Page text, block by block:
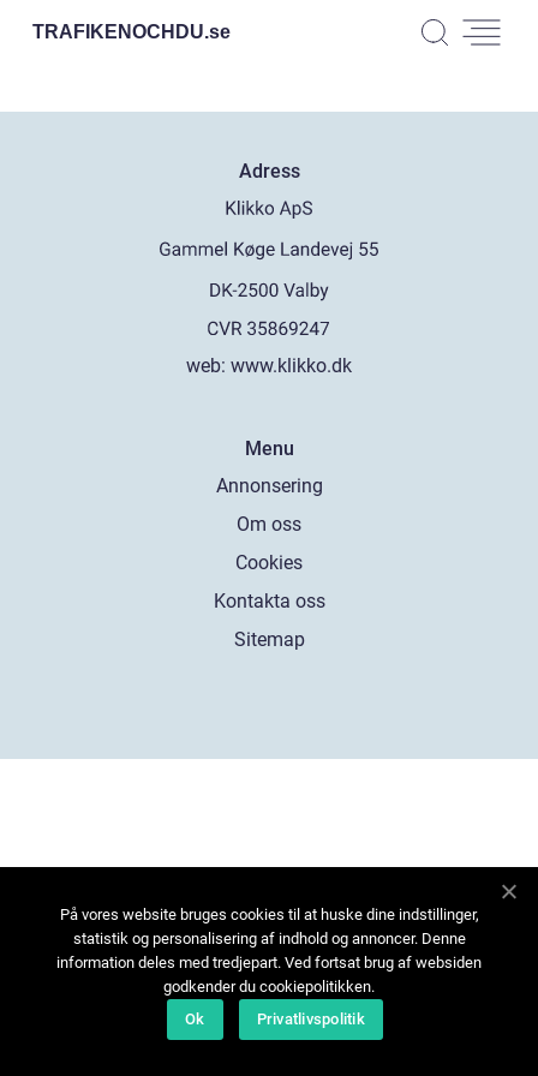
TRAFIKENOCHDU.se
Adress
web: www.klikko.dk
Menu
Annonsering
Om oss
Cookies
Kontakta oss
Sitemap
På vores website bruges cookies til at huske dine indstillinger,
statistik og personalisering af indhold og annoncer. Denne
information deles med tredjepart. Ved fortsat brug af websiden
godkender du cookiepolitikken.
Ok
Privatlivspolitik